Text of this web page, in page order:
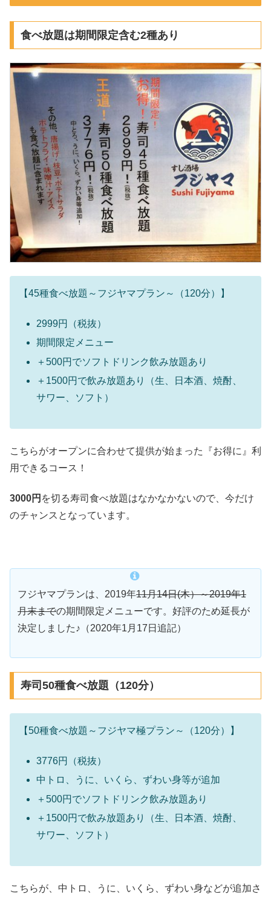
食べ放題は期間限定含む2種あり
【45種食べ放題～フジヤマプラン～（120分）】
2999円（税抜）
期間限定メニュー
＋500円でソフトドリンク飲み放題あり
＋1500円で飲み放題あり（生、日本酒、焼酎、
サワー、ソフト）
こちらがオープンに合わせて提供が始まった『お得に』利
用できるコース！
3000円 を切る寿司食べ放題はなかなかないので、今だけ
のチャンスとなっています。
フジヤマプランは、2019年11月14日(木）～2019年1
月末までの期間限定メニューです。好評のため延長が
決定しました♪（2020年1月17日追記）
寿司50種食べ放題（120分）
【50種食べ放題～フジヤマ極プラン～（120分）】
3776円（税抜）
中トロ、うに、いくら、ずわい身等が追加
＋500円でソフトドリンク飲み放題あり
＋1500円で飲み放題あり（生、日本酒、焼酎、
サワー、ソフト）
こちらが、中トロ、うに、いくら、ずわい身などが追加さ